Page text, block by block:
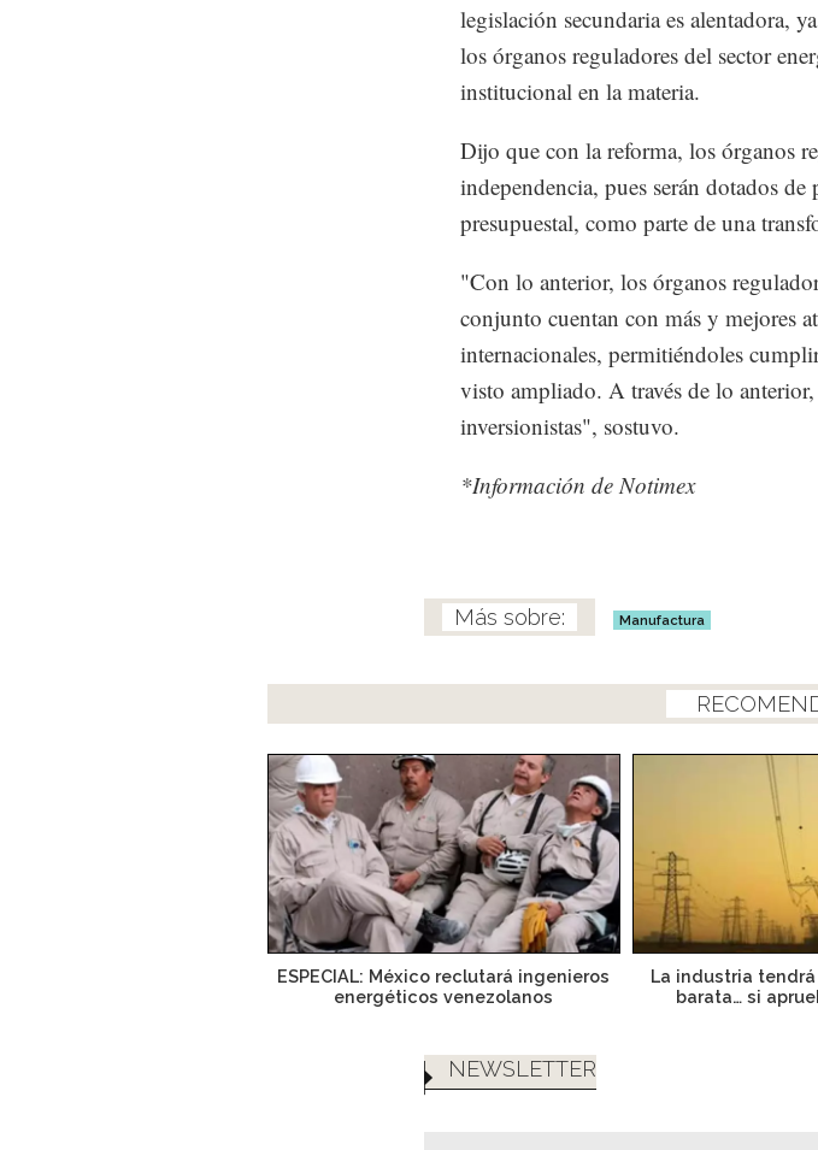
legislación secundaria es alentadora,
los órganos reguladores del sector
institucional en la materia.
Dijo que con la reforma, los órganos
independencia, pues serán dotados
presupuestal, como parte de una
"Con lo anterior, los órganos
conjunto cuentan con más y mejores
internacionales, permitiéndoles
visto ampliado. A través de lo
inversionistas", sostuvo.
*Información de Notimex
Manufactura
ESPECIAL: México reclutará ingenieros
energéticos venezolanos
La industria
barata… si
NEWSLETTER